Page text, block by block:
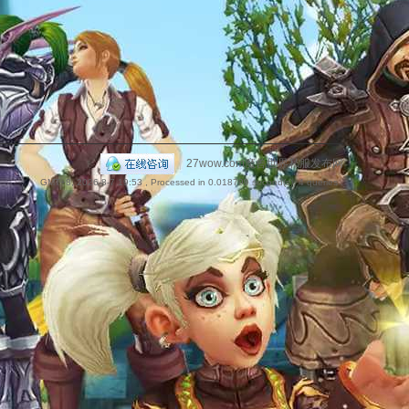
捷
航
| 27wow.com魔兽世界私服发布网
GMT+8, 2026-8-7 19:53, Processed in 0.018799 second(s), 4 queries .